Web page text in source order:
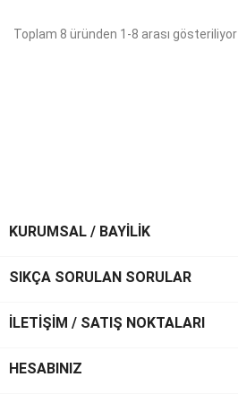
Toplam 8 üründen 1-8 arası gösteriliyor
KURUMSAL / BAYİLİK
SIKÇA SORULAN SORULAR
İLETİŞİM / SATIŞ NOKTALARI
HESABINIZ